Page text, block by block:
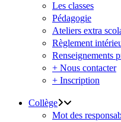
Les classes
Pédagogie
Ateliers extra
Règlement
Renseignements
+ Nous contacter
+ Inscription
Collège
Mot des